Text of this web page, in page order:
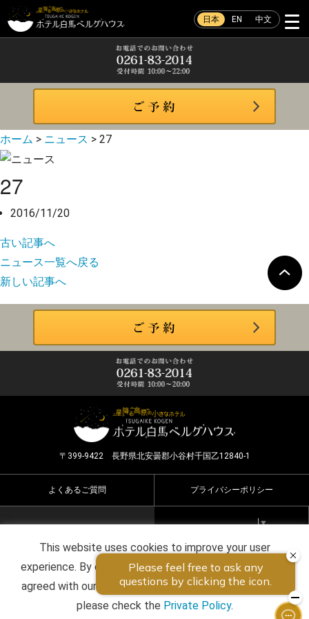
日本 EN 中文
ホーム > ニュース > 27
27
2016/11/20
古い記事へ
ニュース一覧へ戻る
新しい記事へ
〒399-9422 長野県北安曇郡小谷村千国乙12840-1
よくあるご質問 プライバシーポリシー
Select Language ▼
Copyright ©2026 HOTEL HAKUBA BERGHAUS all rights
reserved.
This website uses cookies to improve your user
experience. By continuing to use this website, you have
agreed with our cookie consent. For futher information,
please check the Private Policy.